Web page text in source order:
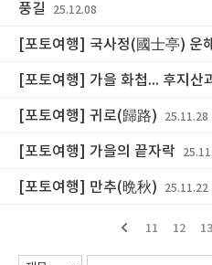
풍길
25.12.08
[포토여행] 국사정(國士亭) 운
[포토여행] 가을 화첩... 후지산
[포토여행] 귀로(歸路) 25.11.28
[포토여행] 가을의 끝자락
[포토여행] 만추(晩秋) 25.11.22
11 12 13